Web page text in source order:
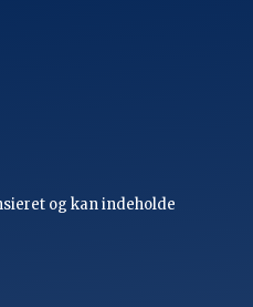
og kan indeholde